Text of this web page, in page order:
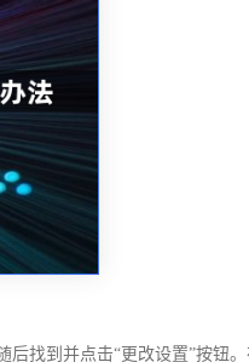
后找到并点击“更改设置”按钮